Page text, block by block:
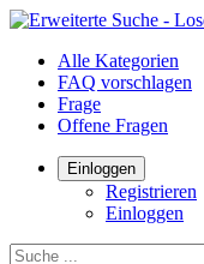
Alle Kategorien
FAQ vorschlagen
Frage
Offene Fragen
Einloggen
Registrieren
Einloggen